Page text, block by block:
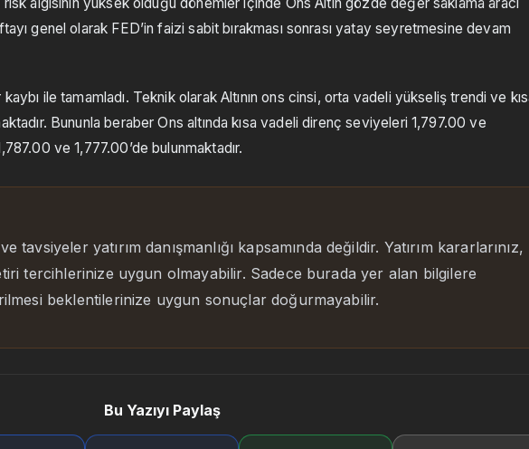
genel olarak FED’in faizi sabit bırakması sonrası yatay seyretmesine devam
ile tamamladı. Teknik olarak Altının ons cinsi, orta vadeli yükseliş trendi ve
Bununla beraber Ons altında kısa vadeli direnç seviyeleri 1,797.00 ve
ve 1,777.00’de bulunmaktadır.
yatırım danışmanlığı kapsamında değildir. Yatırım kararlarınız,
tercihlerinize uygun olmayabilir. Sadece burada yer alan bilgilere
beklentilerinize uygun sonuçlar doğurmayabilir.
Bu Yazıyı Paylaş